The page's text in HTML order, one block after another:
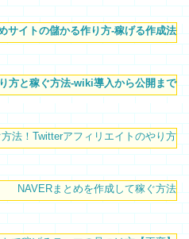
サイトの儲かる作り方-稼げる作成法
方と稼ぐ方法-wiki導入から公開まで
法！Twitterアフィリエイトのやり方
NAVERまとめを作成して稼ぐ方法